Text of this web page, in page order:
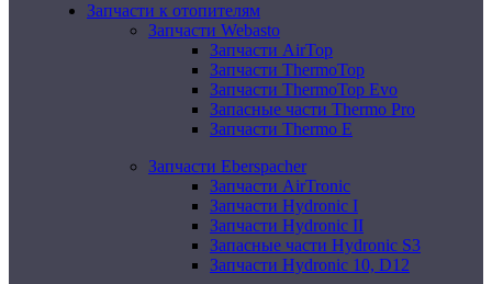
Запчасти к отопителям
Запчасти Webasto
Запчасти AirTop
Запчасти ThermoTop
Запчасти ThermoTop Evo
Запасные части Thermo Pro
Запчасти Thermo E
Запчасти Eberspacher
Запчасти AirTronic
Запчасти Hydronic I
Запчасти Hydronic II
Запасные части Hydronic S3
Запчасти Hydronic 10, D12